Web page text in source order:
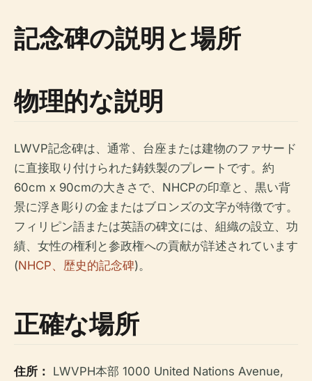
記念碑の説明と場所
物理的な説明
LWVP記念碑は、通常、台座または建物のファサード
に直接取り付けられた鋳鉄製のプレートです。約
60cm x 90cmの大きさで、NHCPの印章と、黒い背
景に浮き彫りの金またはブロンズの文字が特徴です。
フィリピン語または英語の碑文には、組織の設立、功
績、女性の権利と参政権への貢献が詳述されています
(NHCP、歴史的記念碑)。
正確な場所
住所： LWVPH本部 1000 United Nations Avenue,